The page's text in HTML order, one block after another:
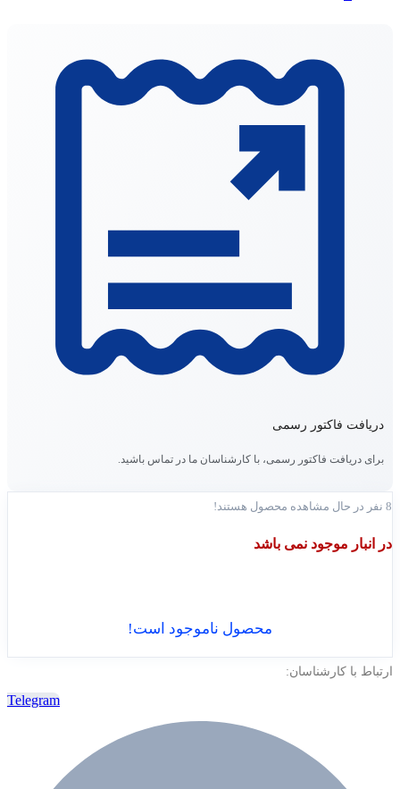
دریافت فاکتور رسمی
برای دریافت فاکتور رسمی، با کارشناسان ما در تماس باشید.
8 نفر در حال مشاهده محصول هستند!
در انبار موجود نمی باشد
محصول ناموجود است!
ارتباط با کارشناسان:
Telegram